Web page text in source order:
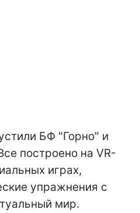
БФ "Горно" и
построено на VR-
играх,
упражнения с
мир.